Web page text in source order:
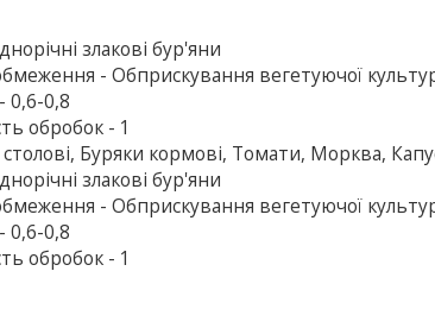
злакові бур'яни
- Обприскування вегетуючої
0,6-0,8
обробок - 1
Буряки кормові, Томати, Морква,
злакові бур'яни
- Обприскування вегетуючої
0,6-0,8
обробок - 1